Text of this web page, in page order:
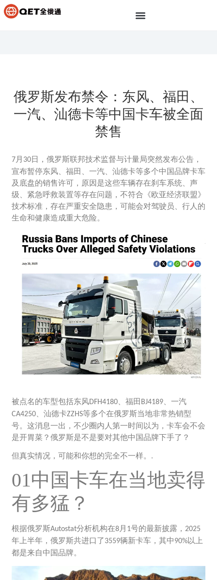
俄罗斯发布禁令：东风、福田、
一汽、汕德卡等中国卡车被全面
禁售
7月 30日，俄罗斯联邦技术监督与计量局突然发布公告，
宣布暂停东风、福田、一汽、汕德卡等多个中国品牌卡车
及底盘的销售许可，原因是这些车辆存在刹车系统、声
级、紧急呼救装置等存在问题，不符合《欧亚经济联盟》
技术标准，存在严重安全隐患，可能会对驾驶员、行人的
生命和健康造成重大危险。
被点名的车型包括东风DFH4180 、福田 BJ4189 、一汽
CA4250 、汕德卡ZZHS等多个在俄罗斯当地非常热销型
号。这消息一出，不少圈内人第一时间以为，卡车会不会
是开胃菜？俄罗斯是不是要对其他中国品牌下手了？
但真实情况，可能和你想的完全不一样。.
01中国卡车在当地卖得
有多猛？
根据俄罗斯Autostat分析机构在8月 1号的最新披露， 2025
年上半年，俄罗斯共进口了3559辆新卡车，其中90%以上
都是来自中国品牌。